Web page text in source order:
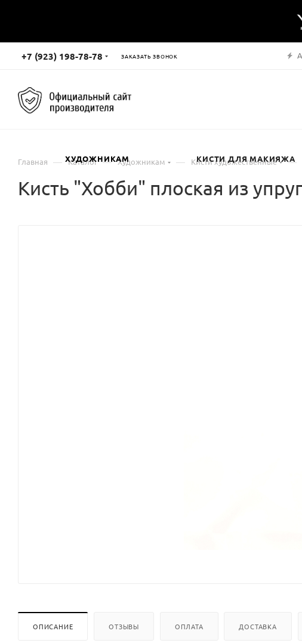
+7 (923) 198-78-78 ЗАКАЗАТЬ ЗВОНОК
ХУДОЖНИКАМ КИСТИ ДЛЯ МАКИЯЖА
Главная — Каталог — Художникам — Кисти художественные —
Кисть "Хобби" плоская из
ОПИСАНИЕ ОТЗЫВЫ ОПЛАТА ДОСТАВКА